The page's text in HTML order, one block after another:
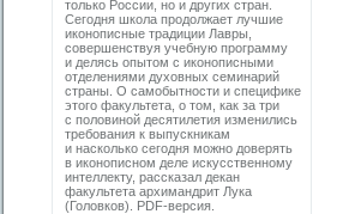
только России, но и других стран.
Сегодня школа продолжает лучшие
иконописные традиции Лавры,
совершенствуя учебную программу
и делясь опытом с иконописными
отделениями духовных семинарий
страны. О самобытности и специфике
этого факультета, о том, как за три
с половиной десятилетия изменились
требования к выпускникам
и насколько сегодня можно доверять
в иконописном деле искусственному
интеллекту, рассказал декан
факультета архимандрит Лука
(Головков). PDF-версия.